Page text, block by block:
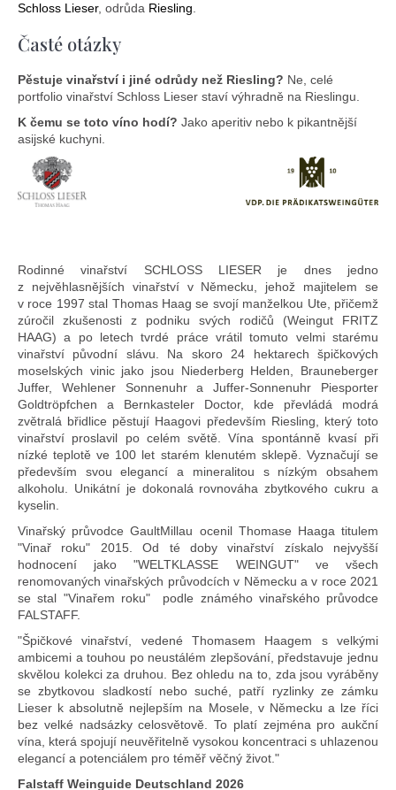
Schloss Lieser, odrůda Riesling.
Časté otázky
Pěstuje vinařství i jiné odrůdy než Riesling? Ne, celé
portfolio vinařství Schloss Lieser staví výhradně na Rieslingu.
K čemu se toto víno hodí? Jako aperitiv nebo k pikantnější
asijské kuchyni.
Rodinné vinařství SCHLOSS LIESER je dnes jedno
z nejvěhlasnějších vinařství v Německu, jehož majitelem se
v roce 1997 stal Thomas Haag se svojí manželkou Ute, přičemž
zúročil zkušenosti z podniku svých rodičů (Weingut FRITZ
HAAG) a po letech tvrdé práce vrátil tomuto velmi starému
vinařství původní slávu. Na skoro 24 hektarech špičkových
moselských vinic jako jsou Niederberg Helden, Brauneberger
Juffer, Wehlener Sonnenuhr a Juffer-Sonnenuhr Piesporter
Goldtröpfchen a Bernkasteler Doctor, kde převládá modrá
zvětralá břidlice pěstují Haagovi především Riesling, který toto
vinařství proslavil po celém světě. Vína spontánně kvasí při
nízké teplotě ve 100 let starém klenutém sklepě. Vyznačují se
především svou elegancí a mineralitou s nízkým obsahem
alkoholu. Unikátní je dokonalá rovnováha zbytkového cukru a
kyselin.
Vinařský průvodce GaultMillau ocenil Thomase Haaga titulem
"Vinař roku" 2015. Od té doby vinařství získalo nejvyšší
hodnocení jako "WELTKLASSE WEINGUT" ve všech
renomovaných vinařských průvodcích v Německu a v roce 2021
se stal "Vinařem roku" podle známého vinařského průvodce
FALSTAFF.
"Špičkové vinařství, vedené Thomasem Haagem s velkými
ambicemi a touhou po neustálém zlepšování, představuje jednu
skvělou kolekci za druhou. Bez ohledu na to, zda jsou vyráběny
se zbytkovou sladkostí nebo suché, patří ryzlinky ze zámku
Lieser k absolutně nejlepším na Mosele, v Německu a lze říci
bez velké nadsázky celosvětově. To platí zejména pro aukční
vína, která spojují neuvěřitelně vysokou koncentraci s uhlazenou
elegancí a potenciálem pro téměř věčný život."
Falstaff Weinguide Deutschland 2026